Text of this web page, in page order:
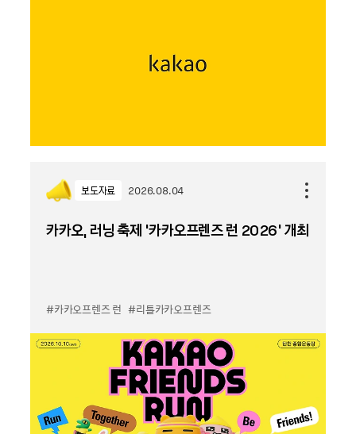
보도자료 2026.08.04
카카오, 러닝 축제 '카카오프렌즈 런 2026' 개최
#카카오프렌즈 런 #리틀카카오프렌즈